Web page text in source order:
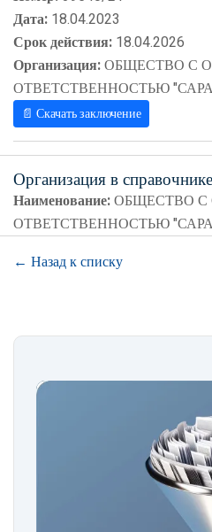
Дата: 18.04.2023
Срок действия: 18.04.2026
Организация:ОБЩЕСТВО С
ОТВЕТСТВЕННОСТЬЮ
📄 Скачать заключение
Организация в справочнике
Наименование:ОБЩЕСТВО С
ОТВЕТСТВЕННОСТЬЮ
← Назад к списку